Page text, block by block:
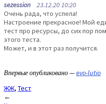
sezession 23.12.20 10:20
Очень рада, что успела!
Настроение прекрасное! Мой
тест про ресурсы, до сих пор
этого теста.
Может, и в этот раз получится.
Впервые опубликовано —evo-lutio
ЖЖ, Тест
Post
←